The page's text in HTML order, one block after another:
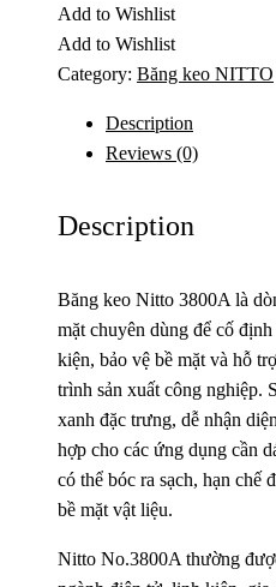
Add to Wishlist
Add to Wishlist
Category: Băng keo NITTO
Description
Reviews (0)
Description
Băng keo Nitto 3800A là
mặt chuyên dùng để cố
kiện, bảo vệ bề mặt và hỗ
trình sản xuất công nghiệp.
xanh đặc trưng, dễ nhận
hợp cho các ứng dụng cần
có thể bóc ra sạch, hạn chế
bề mặt vật liệu.
Nitto No.3800A thường